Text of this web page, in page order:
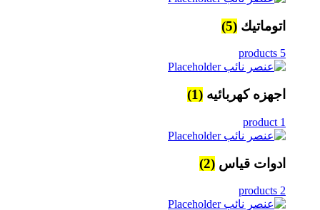
اتوماتيك (5)
5 products
اجهزه كهربائيه (1)
1 product
ادوات قياس (2)
2 products